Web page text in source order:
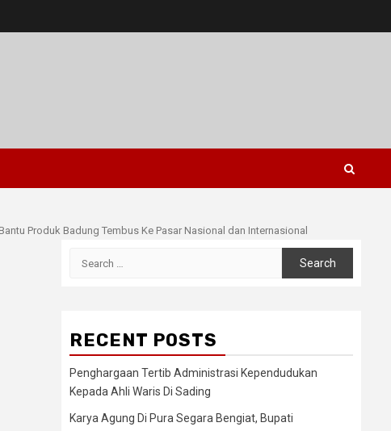
Produk Badung Tembus Ke Pasar Nasional dan Internasional
RECENT POSTS
Penghargaan Tertib Administrasi Kependudukan
Kepada Ahli Waris Di Sading
Karya Agung Di Pura Segara Bengiat, Bupati